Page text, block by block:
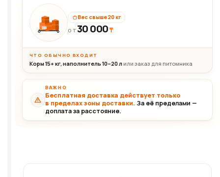
30+кг
Вес свыше 20 кг
ОТ30 000₸
ЧТО ОБЫЧНО ВХОДИТ
Корм 15+ кг, наполнитель 10–20 л или заказ для питомника
ВАЖНО
Бесплатная доставка действует только
в пределах зоны доставки. За её пределами —
доплата за расстояние.